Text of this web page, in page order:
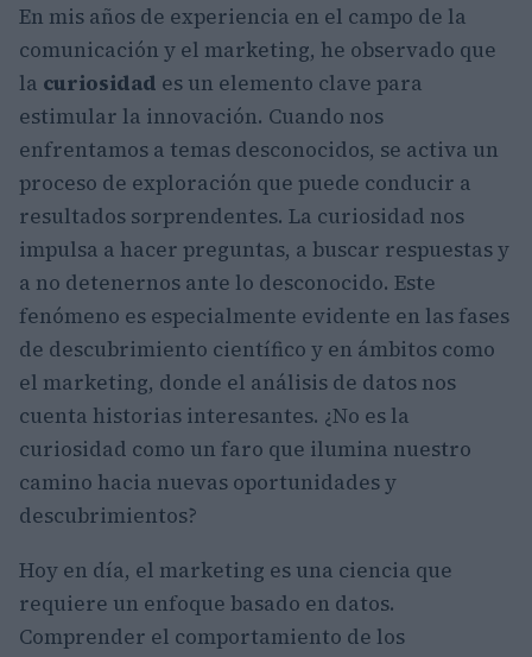
En mis años de experiencia en el campo de la
comunicación y el marketing, he observado que
la curiosidad es un elemento clave para
estimular la innovación. Cuando nos
enfrentamos a temas desconocidos, se activa un
proceso de exploración que puede conducir a
resultados sorprendentes. La curiosidad nos
impulsa a hacer preguntas, a buscar respuestas y
a no detenernos ante lo desconocido. Este
fenómeno es especialmente evidente en las fases
de descubrimiento científico y en ámbitos como
el marketing, donde el análisis de datos nos
cuenta historias interesantes. ¿No es la
curiosidad como un faro que ilumina nuestro
camino hacia nuevas oportunidades y
descubrimientos?
Hoy en día, el marketing es una ciencia que
requiere un enfoque basado en datos.
Comprender el comportamiento de los